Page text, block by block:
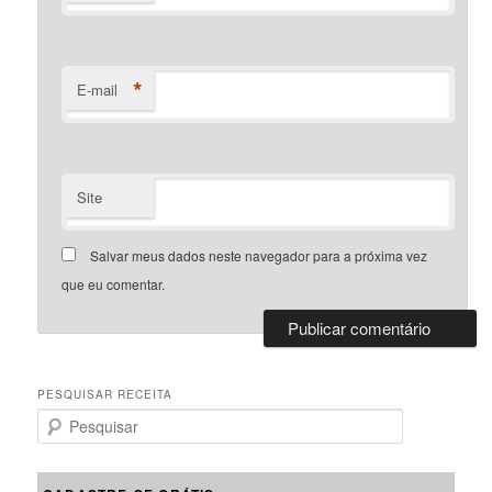
E-mail *
Site
Salvar meus dados neste navegador para a próxima vez
que eu comentar.
PESQUISAR RECEITA
e